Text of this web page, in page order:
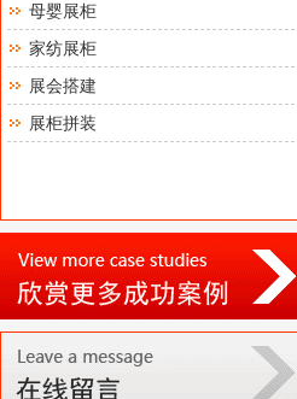
母婴展柜
家纺展柜
展会搭建
展柜拼装